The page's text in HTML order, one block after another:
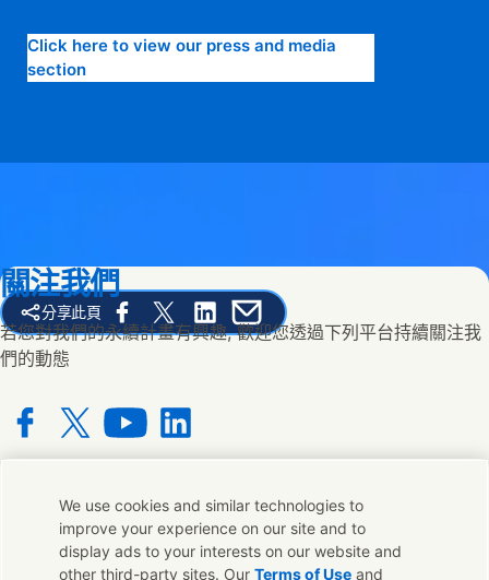
Click here to view our press and media
section
分享此頁
Share this page on Facebook
Share this page on X
Share this page on Linked In
Share this page on E-mail
關注我們
若您對我們的永續計畫有興趣, 歡迎您透過下列平台持續關注我
們的動態
with us on Facebook
Connect with us on X
Connect with us on YouTube
Connect with us on LinkedIn
聯絡我們
若您對我們的品牌有任何意見或想法都可與我們在全球的連絡人
We use cookies and similar technologies to
improve your experience on our site and to
display ads to your interests on our website and
other third-party sites. OurTerms of Use and